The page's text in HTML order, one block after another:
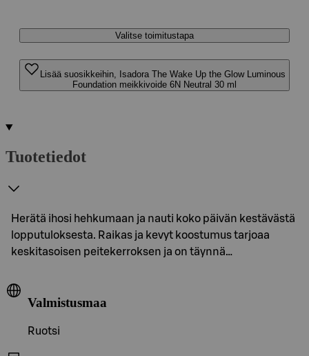
Valitse toimitustapa
Lisää suosikkeihin, Isadora The Wake Up the Glow Luminous
Foundation meikkivoide 6N Neutral 30 ml
Tuotetiedot
Herätä ihosi hehkumaan ja nauti koko päivän kestävästä
lopputuloksesta. Raikas ja kevyt koostumus tarjoaa
keskitasoisen peitekerroksen ja on täynnä…
Valmistusmaa
Ruotsi